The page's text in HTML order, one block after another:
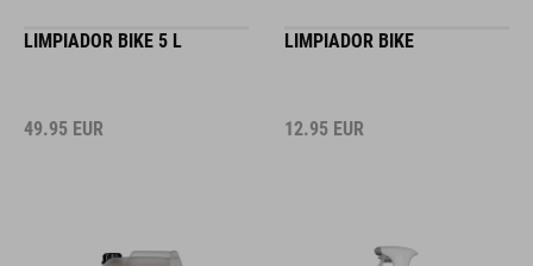
LIMPIADOR BIKE 5 L
49.95 EUR
LIMPIADOR BIKE
12.95 EUR